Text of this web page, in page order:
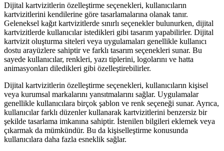
Dijital kartvizitlerin özelleştirme seçenekleri, kullanıcıların
kartvizitlerini kendilerine göre tasarlamalarına olanak tanır.
Geleneksel kağıt kartvizitlerde sınırlı seçenekler bulunurken, dijital
kartvizitlerde kullanıcılar istedikleri gibi tasarım yapabilirler. Dijital
kartvizit oluşturma siteleri veya uygulamaları genellikle kullanıcı
dostu arayüzlere sahiptir ve farklı tasarım seçenekleri sunar. Bu
sayede kullanıcılar, renkleri, yazı tiplerini, logolarını ve hatta
animasyonları diledikleri gibi özelleştirebilirler.
Dijital kartvizitlerin özelleştirme seçenekleri, kullanıcıların kişisel
veya kurumsal markalarını yansıtmalarını sağlar. Uygulamalar
genellikle kullanıcılara birçok şablon ve renk seçeneği sunar. Ayrıca,
kullanıcılar farklı düzenler kullanarak kartvizitlerini benzersiz bir
şekilde tasarlama imkanına sahiptir. İstenilen bilgileri eklemek veya
çıkarmak da mümkündür. Bu da kişiselleştirme konusunda
kullanıcılara daha fazla esneklik sağlar.